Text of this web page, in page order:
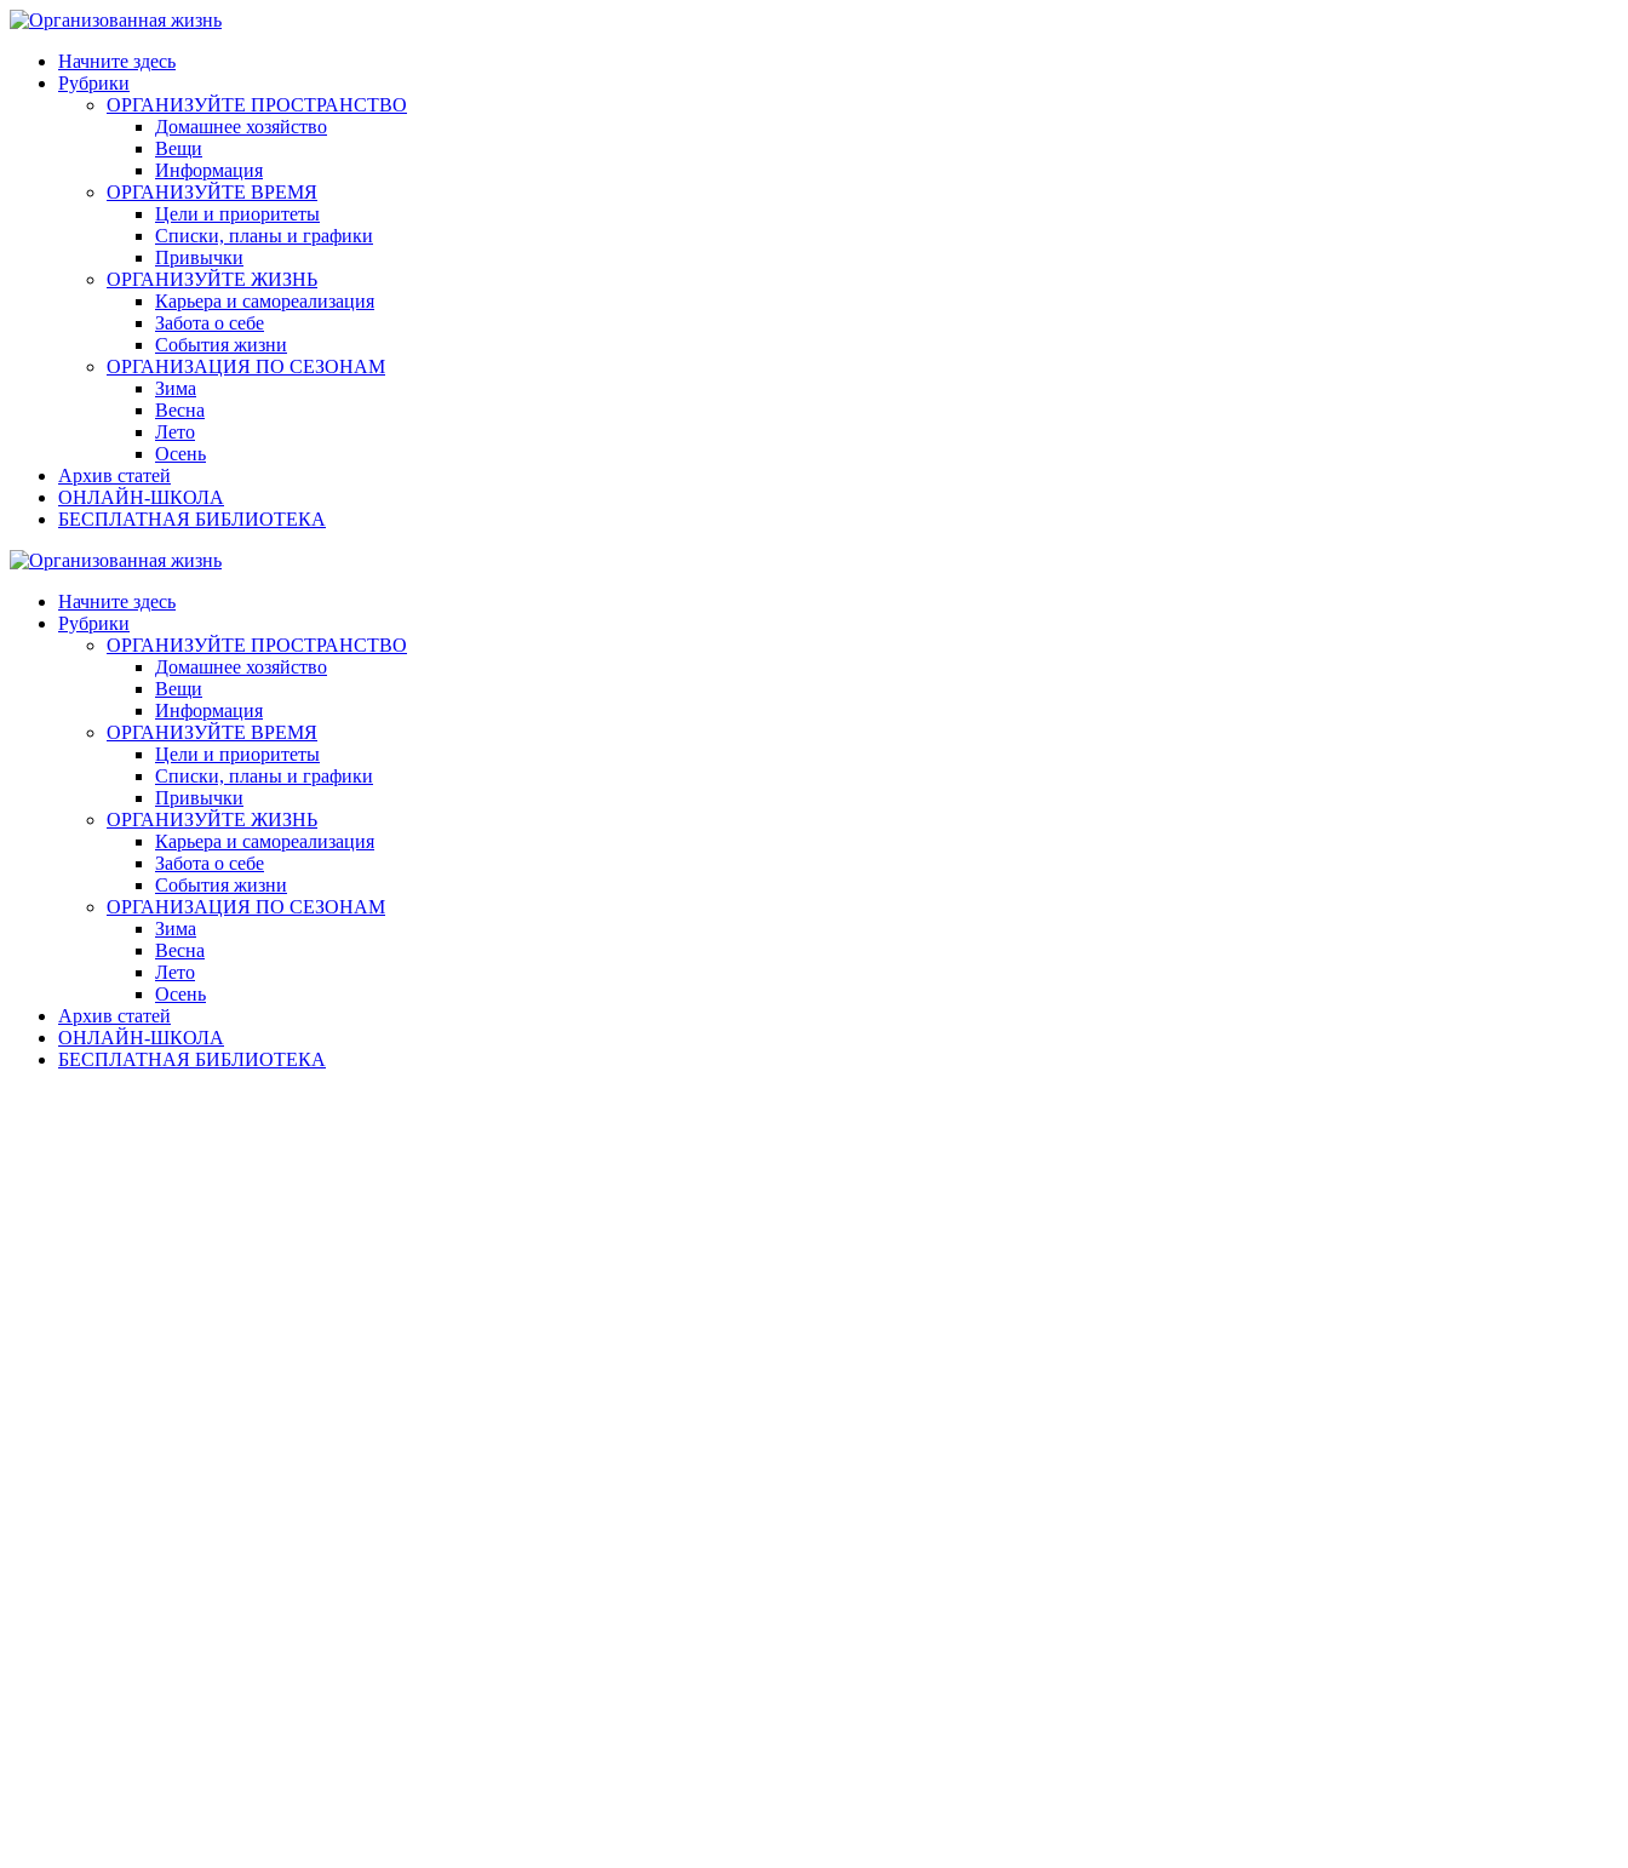
Skip
contentНачните здесь
Рубрики
ОРГАНИЗУЙТЕ ПРОСТРАНСТВО
Домашнее хозяйство
Вещи
Информация
ОРГАНИЗУЙТЕ ВРЕМЯ
Цели и приоритеты
Списки, планы и графики
Привычки
ОРГАНИЗУЙТЕ ЖИЗНЬ
Карьера и самореализация
Забота о себе
События жизни
ОРГАНИЗАЦИЯ ПО СЕЗОНАМ
Зима
Весна
Лето
Осень
Архив статей
ОНЛАЙН-ШКОЛА
БЕСПЛАТНАЯ БИБЛИОТЕКА
Начните здесь
Рубрики
ОРГАНИЗУЙТЕ ПРОСТРАНСТВО
Домашнее хозяйство
Вещи
Информация
ОРГАНИЗУЙТЕ ВРЕМЯ
Цели и приоритеты
Списки, планы и графики
Привычки
ОРГАНИЗУЙТЕ ЖИЗНЬ
Карьера и самореализация
Забота о себе
События жизни
ОРГАНИЗАЦИЯ ПО СЕЗОНАМ
Зима
Весна
Лето
Осень
Архив статей
ОНЛАЙН-ШКОЛА
БЕСПЛАТНАЯ БИБЛИОТЕКА